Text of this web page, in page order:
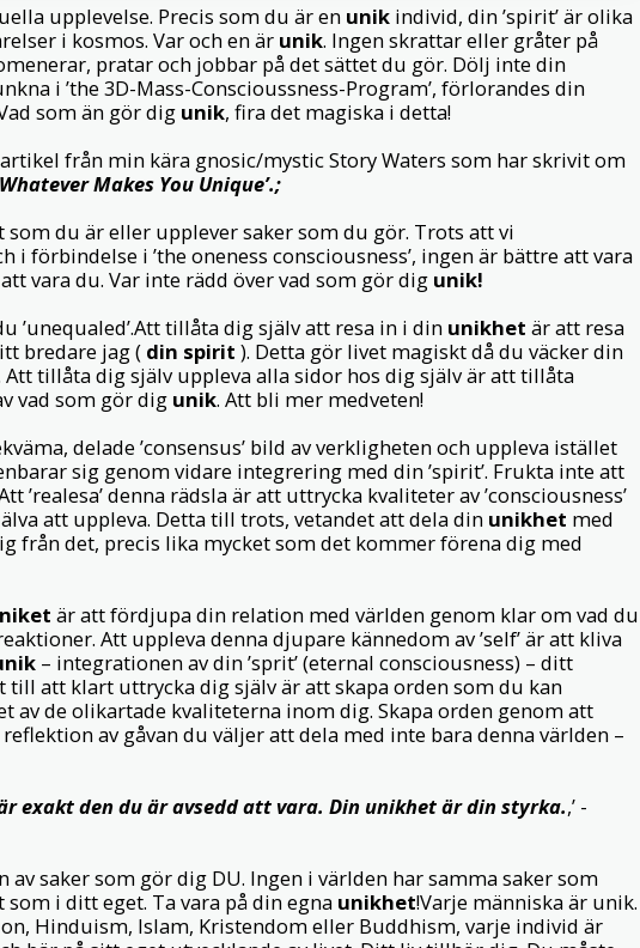
upplevelse. Precis som du är en unik individ, din ’spirit’ är olika
i kosmos. Var och en är unik. Ingen skrattar eller gråter på
pratar och jobbar på det sättet du gör. Dölj inte din
i ’the 3D-Mass-Conscioussness-Program’, förlorandes din
som än gör dig unik, fira det magiska i detta!
från min kära gnosic/mystic Story Waters som har skrivit om
Makes You Unique’.;
som du är eller upplever saker som du gör. Trots att vi
i förbindelse i ’the oneness consciousness’, ingen är bättre att vara
vara du. Var inte rädd över vad som gör dig unik!
’unequaled’.Att tillåta dig själv att resa in i din unikhet är att resa
bredare jag ( din spirit ). Detta gör livet magiskt då du väcker din
Att tillåta dig själv uppleva alla sidor hos dig själv är att tillåta
vad som gör dig unik. Att bli mer medveten!
delade ’consensus’ bild av verkligheten och uppleva istället
sig genom vidare integrering med din ’spirit’. Frukta inte att
’realesa’ denna rädsla är att uttrycka kvaliteter av ’consciousness’
att uppleva. Detta till trots, vetandet att dela din unikhet med
från det, precis lika mycket som det kommer förena dig med
är att fördjupa din relation med världen genom klar om vad du
Att uppleva denna djupare kännedom av ’self’ är att kliva
– integrationen av din ’sprit’ (eternal consciousness) – ditt
till att klart uttrycka dig själv är att skapa orden som du kan
av de olikartade kvaliteterna inom dig. Skapa orden genom att
av gåvan du väljer att dela med inte bara denna världen –
exakt den du är avsedd att vara. Din unikhet är din styrka.,’ -
av saker som gör dig DU. Ingen i världen har samma saker som
som i ditt eget. Ta vara på din egna unikhet!Varje människa är unik.
Hinduism, Islam, Kristendom eller Buddhism, varje individ är